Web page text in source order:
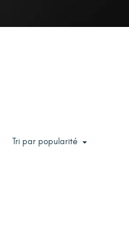
Tri par popularité